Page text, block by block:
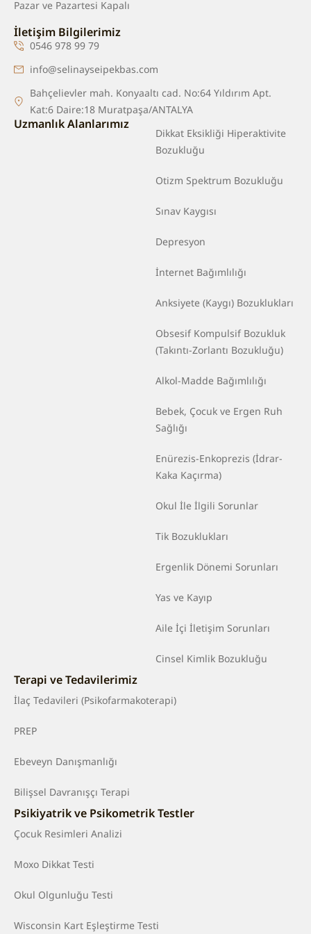
Pazar ve Pazartesi Kapalı
İletişim Bilgilerimiz
0546 978 99 79
info@selinayseipekbas.com
Bahçelievler mah. Konyaaltı cad. No:64 Yıldırım Apt.
Kat:6 Daire:18 Muratpaşa/ANTALYA
Uzmanlık Alanlarımız
Dikkat Eksikliği Hiperaktivite
Bozukluğu
Otizm Spektrum Bozukluğu
Sınav Kaygısı
Depresyon
İnternet Bağımlılığı
Anksiyete (Kaygı) Bozuklukları
Obsesif Kompulsif Bozukluk
(Takıntı-Zorlantı Bozukluğu)
Alkol-Madde Bağımlılığı
Bebek, Çocuk ve Ergen Ruh
Sağlığı
Enürezis-Enkoprezis (İdrar-
Kaka Kaçırma)
Okul İle İlgili Sorunlar
Tik Bozuklukları
Ergenlik Dönemi Sorunları
Yas ve Kayıp
Aile İçi İletişim Sorunları
Cinsel Kimlik Bozukluğu
Terapi ve Tedavilerimiz
İlaç Tedavileri (Psikofarmakoterapi)
PREP
Ebeveyn Danışmanlığı
Bilişsel Davranışçı Terapi
Psikiyatrik ve Psikometrik Testler
Çocuk Resimleri Analizi
Moxo Dikkat Testi
Okul Olgunluğu Testi
Wisconsin Kart Eşleştirme Testi